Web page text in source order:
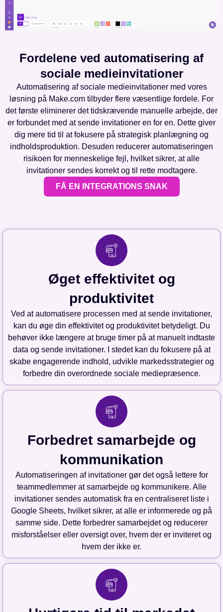
Fordelene ved automatisering af
sociale medieinvitationer
Automatisering af sociale medieinvitationer med vores
løsning på Make.com tilbyder flere væsentlige fordele. For
det første eliminerer det tidskrævende manuelle arbejde, der
er forbundet med at sende invitationer en for en. Dette giver
dig mere tid til at fokusere på strategisk planlægning og
indholdsproduktion. Desuden reducerer automatiseringen
risikoen for menneskelige fejl, hvilket sikrer, at alle
invitationer sendes korrekt og til rette modtagere.
FÅ EN INTEGRATIONS SNAK
Øget effektivitet og
produktivitet
Ved at automatisere processen med at sende invitationer,
kan du øge din effektivitet og produktivitet betydeligt. Du
behøver ikke længere at bruge timer på at manuelt indtaste
data og sende invitationer. I stedet kan du fokusere på at
skabe engagerende indhold, udvikle markedsstrategier og
forbedre din overordnede sociale mediepræsence.
Forbedret samarbejde og
kommunikation
Automatiseringen af invitationer gør det også lettere for
teammedlemmer at samarbejde og kommunikere. Alle
invitationer sendes automatisk fra en centraliseret liste i
Google Sheets, hvilket sikrer, at alle er informerede og på
samme side. Dette forbedrer samarbejdet og reducerer
misforståelser eller oversigt over, hvem der er inviteret og
hvem der ikke er.